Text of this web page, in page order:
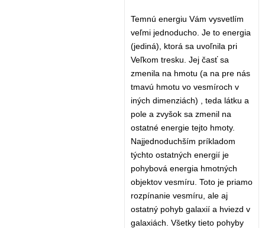
Temnú energiu Vám vysvetlím
veľmi jednoducho. Je to energia
(jediná), ktorá sa uvoľnila pri
Veľkom tresku. Jej časť sa
zmenila na hmotu (a na pre nás
tmavú hmotu vo vesmíroch v
iných dimenziách) , teda látku a
pole a zvyšok sa zmenil na
ostatné energie tejto hmoty.
Najjednoduchším príkladom
týchto ostatných energií je
pohybová energia hmotných
objektov vesmíru. Toto je priamo
rozpínanie vesmíru, ale aj
ostatný pohyb galaxií a hviezd v
galaxiách. Všetky tieto pohyby